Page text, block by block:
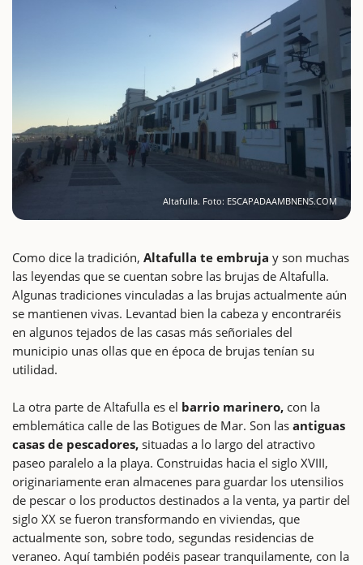
Altafulla. Foto: ESCAPADAAMBNENS.COM
Como dice la tradición, Altafulla te embruja y son muchas
las leyendas que se cuentan sobre las brujas de Altafulla.
Algunas tradiciones vinculadas a las brujas actualmente aún
se mantienen vivas. Levantad bien la cabeza y encontraréis
en algunos tejados de las casas más señoriales del
municipio unas ollas que en época de brujas tenían su
utilidad.
La otra parte de Altafulla es el barrio marinero, con la
emblemática calle de las Botigues de Mar. Son las antiguas
casas de pescadores, situadas a lo largo del atractivo
paseo paralelo a la playa. Construidas hacia el siglo XVIII,
originariamente eran almacenes para guardar los utensilios
de pescar o los productos destinados a la venta, ya partir del
siglo XX se fueron transformando en viviendas, que
actualmente son, sobre todo, segundas residencias de
veraneo. Aquí también podéis pasear tranquilamente, con la